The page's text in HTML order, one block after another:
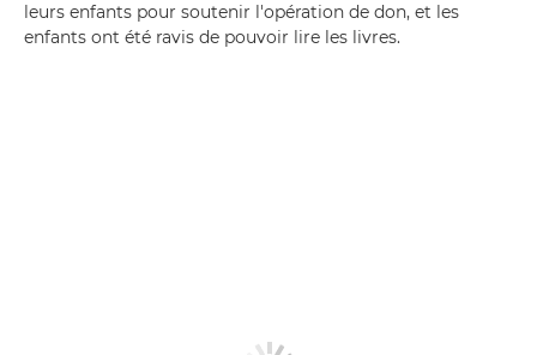
leurs enfants pour soutenir l'opération de don, et les
enfants ont été ravis de pouvoir lire les livres.